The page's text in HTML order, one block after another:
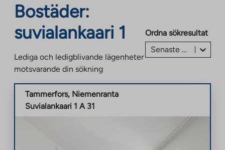
Bostäder:
suvialankaari 1
Lediga och ledigblivande lägenheter
motsvarande din sökning
Ordna sökresultat
Senaste annonsen först
Tammerfors, Niemenranta
Suvialankaari 1 A 31